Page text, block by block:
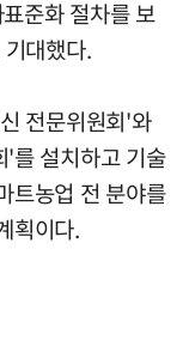
준화 절차를 보
대했다.
전문위원회'와
'를 설치하고 기술
트농업 전 분야를
획이다.